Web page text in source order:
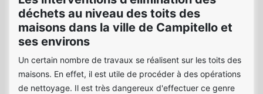
déchets au niveau des toits des
maisons dans la ville de Campitello et
ses environs
Un certain nombre de travaux se réalisent sur les toits des
maisons. En effet, il est utile de procéder à des opérations
de nettoyage. Il est très dangereux d'effectuer ce genre